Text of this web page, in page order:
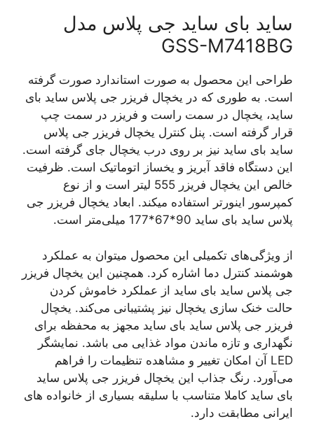
ساید بای ساید جی پلاس مدل
GSS-M7418BG
طراحی این محصول به صورت استاندارد صورت گرفته
است. به طوری که در یخچال فریزر جی پلاس ساید بای
ساید، یخچال در سمت راست و فریزر در سمت چپ
قرار گرفته است. پنل کنترل یخچال فریزر جی پلاس
ساید بای ساید نیز بر روی درب یخچال جای گرفته است.
این دستگاه فاقد آبریز و یخساز اتوماتیک است. ظرفیت
خالص این یخچال فریزر 555 لیتر است و از نوع
کمپرسور اینورتر استفاده می‎کند. ابعاد یخچال فریزر جی
پلاس ساید بای ساید 90*67*177 میلی‌متر است.
از ویژگی‌های تکمیلی این محصول میتوان به عملکرد
هوشمند کنترل دما اشاره کرد. همچنین این یخچال فریزر
جی پلاس ساید بای ساید از عملکرد خاموش کردن
حالت خنک سازی یخچال نیز پشتیبانی می‌کند. یخچال
فریزر جی پلاس ساید بای ساید مجهز به محفظه برای
نگهداری و تازه ماندن مواد غذایی می باشد. نمایشگر
LED آن امکان تغییر و مشاهده تنظیمات را فراهم
می‌آورد. رنگ جذاب این یخچال فریزر جی پلاس ساید
بای ساید کاملا متناسب با سلیقه بسیاری از خانواده های
ایرانی مطابقت دارد.